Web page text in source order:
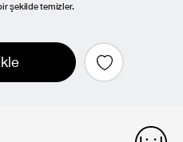
şekilde temizler.